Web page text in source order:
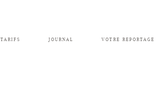
TARIFS JOURNAL VOTRE REPORTAGE